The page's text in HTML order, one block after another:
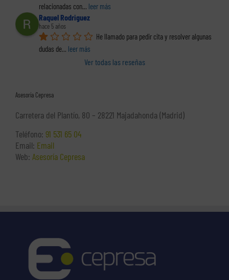
relacionadas con... leer más
Raquel Rodriguez
hace 5 años
He llamado para pedir cita y resolver algunas
dudas de... leer más
Ver todas las reseñas
Asesoría Cepresa
Carretera del Plantío, 80 – 28221 Majadahonda (Madrid)
Teléfono: 91 531 65 04
Email: Email
Web: Asesoría Cepresa